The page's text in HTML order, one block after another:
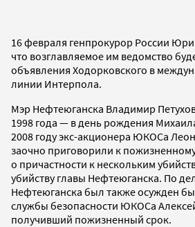
16 февраля генпрокурор России
что возглавляемое им ведомство
объявления Ходорковского в
линии Интерпола.
Мэр Нефтеюганска Владимир
1998 года — в день рождения
2008 году экс-акционера ЮКОСа
заочно приговорили к
о причастности к нескольким
убийству главы Нефтеюганска. По
Нефтеюганска был также осужден
службы безопасности ЮКОСа
получивший пожизненный срок.